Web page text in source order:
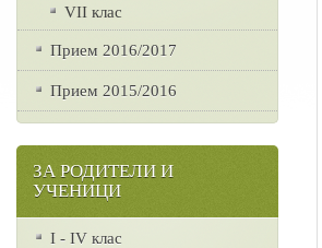
VII клас
Прием 2016/2017
Прием 2015/2016
ЗА РОДИТЕЛИ И
УЧЕНИЦИ
I - IV клас